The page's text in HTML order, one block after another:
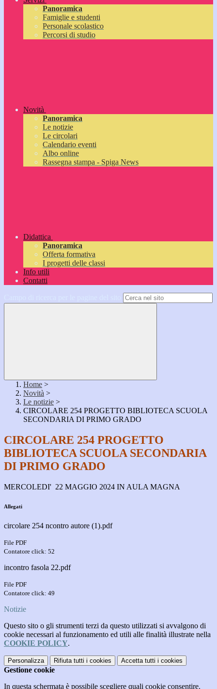
Panoramica
Famiglie e studenti
Personale scolastico
Percorsi di studio
Novità
Panoramica
Le notizie
Le circolari
Calendario eventi
Albo online
Rassegna stampa - Spiga News
Didattica
Panoramica
Offerta formativa
I progetti delle classi
Info utili
Contatti
Home >
Novità >
Le notizie >
CIRCOLARE 254 PROGETTO BIBLIOTECA SCUOLA
SECONDARIA DI PRIMO GRADO
CIRCOLARE 254 PROGETTO
BIBLIOTECA SCUOLA SECONDARIA
DI PRIMO GRADO
MERCOLEDI' 22 MAGGIO 2024 IN AULA MAGNA
Allegati
circolare 254 ncontro autore (1).pdf
File PDF
Contatore click: 52
incontro fasola 22.pdf
File PDF
Contatore click: 49
Notizie
Questo sito o gli strumenti terzi da questo utilizzati si avvalgono di
cookie necessari al funzionamento ed utili alle finalità illustrate nella
COOKIE POLICY.
Personalizza Rifiuta tutti i cookies Accetta tutti i cookies
Gestione cookie
In questa schermata è possibile scegliere quali cookie consentire.